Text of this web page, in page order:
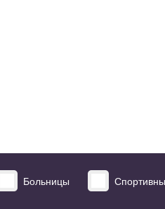
Больницы